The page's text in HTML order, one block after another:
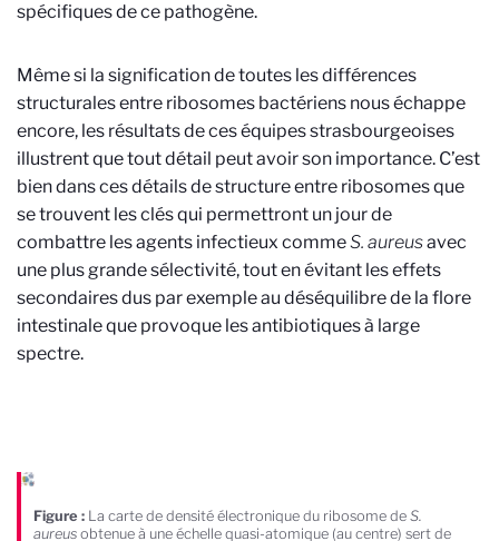
spécifiques de ce pathogène.
Même si la signification de toutes les différences
structurales entre ribosomes bactériens nous échappe
encore, les résultats de ces équipes strasbourgeoises
illustrent que tout détail peut avoir son importance. C’est
bien dans ces détails de structure entre ribosomes que
se trouvent les clés qui permettront un jour de
combattre les agents infectieux commeS. aureusavec
une plus grande sélectivité, tout en évitant les effets
secondaires dus par exemple au déséquilibre de la flore
intestinale que provoque les antibiotiques à large
spectre.
Figure : La carte de densité électronique du ribosome de S.
aureus obtenue à une échelle quasi-atomique (au centre) sert de